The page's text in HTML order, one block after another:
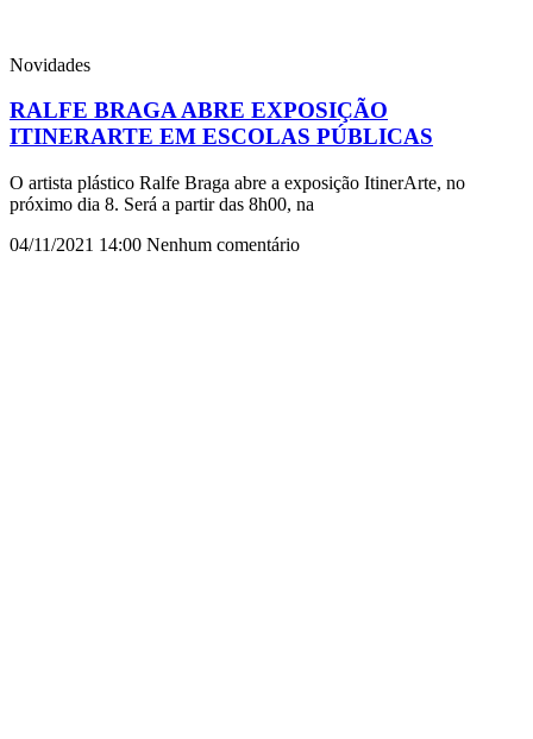
Novidades
RALFE BRAGA ABRE EXPOSIÇÃO
ITINERARTE EM ESCOLAS PÚBLICAS
O artista plástico Ralfe Braga abre a exposição ItinerArte, no
próximo dia 8. Será a partir das 8h00, na
04/11/2021 14:00 Nenhum comentário